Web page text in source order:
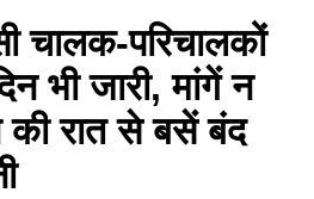
चालक-परिचालकों
भी जारी, मांगें न
की रात से बसें बंद